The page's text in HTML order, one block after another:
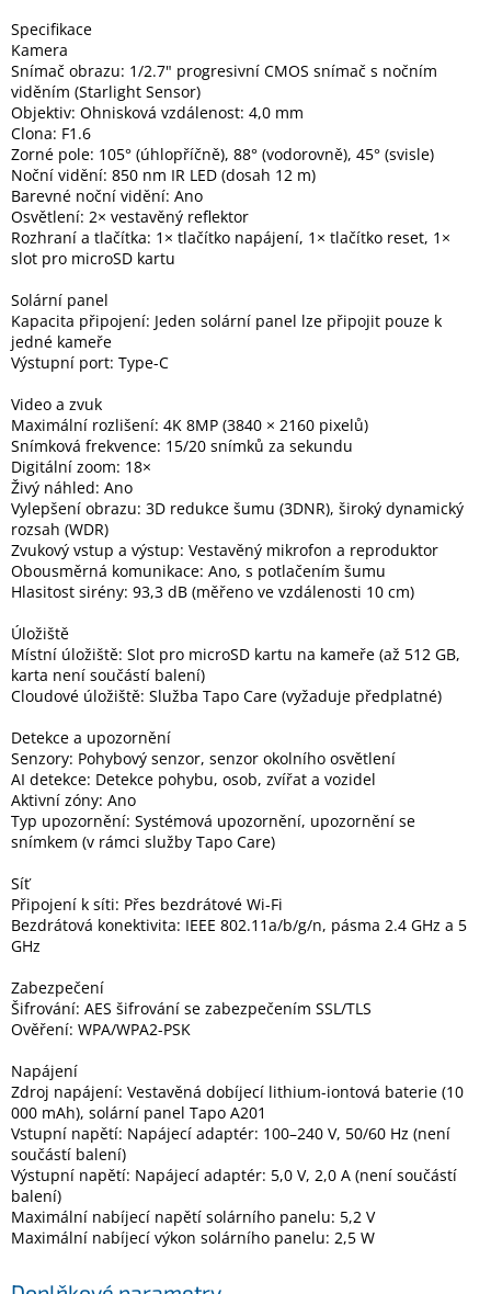
Specifikace
Kamera
Snímač obrazu: 1/2.7" progresivní CMOS snímač s nočním
viděním (Starlight Sensor)
Objektiv: Ohnisková vzdálenost: 4,0 mm
Clona: F1.6
Zorné pole: 105° (úhlopříčně), 88° (vodorovně), 45° (svisle)
Noční vidění: 850 nm IR LED (dosah 12 m)
Barevné noční vidění: Ano
Osvětlení: 2× vestavěný reflektor
Rozhraní a tlačítka: 1× tlačítko napájení, 1× tlačítko reset, 1×
slot pro microSD kartu
Solární panel
Kapacita připojení: Jeden solární panel lze připojit pouze k
jedné kameře
Výstupní port: Type-C
Video a zvuk
Maximální rozlišení: 4K 8MP (3840 × 2160 pixelů)
Snímková frekvence: 15/20 snímků za sekundu
Digitální zoom: 18×
Živý náhled: Ano
Vylepšení obrazu: 3D redukce šumu (3DNR), široký dynamický
rozsah (WDR)
Zvukový vstup a výstup: Vestavěný mikrofon a reproduktor
Obousměrná komunikace: Ano, s potlačením šumu
Hlasitost sirény: 93,3 dB (měřeno ve vzdálenosti 10 cm)
Úložiště
Místní úložiště: Slot pro microSD kartu na kameře (až 512 GB,
karta není součástí balení)
Cloudové úložiště: Služba Tapo Care (vyžaduje předplatné)
Detekce a upozornění
Senzory: Pohybový senzor, senzor okolního osvětlení
AI detekce: Detekce pohybu, osob, zvířat a vozidel
Aktivní zóny: Ano
Typ upozornění: Systémová upozornění, upozornění se
snímkem (v rámci služby Tapo Care)
Síť
Připojení k síti: Přes bezdrátové Wi-Fi
Bezdrátová konektivita: IEEE 802.11a/b/g/n, pásma 2.4 GHz a 5
GHz
Zabezpečení
Šifrování: AES šifrování se zabezpečením SSL/TLS
Ověření: WPA/WPA2-PSK
Napájení
Zdroj napájení: Vestavěná dobíjecí lithium-iontová baterie (10
000 mAh), solární panel Tapo A201
Vstupní napětí: Napájecí adaptér: 100–240 V, 50/60 Hz (není
součástí balení)
Výstupní napětí: Napájecí adaptér: 5,0 V, 2,0 A (není součástí
balení)
Maximální nabíjecí napětí solárního panelu: 5,2 V
Maximální nabíjecí výkon solárního panelu: 2,5 W